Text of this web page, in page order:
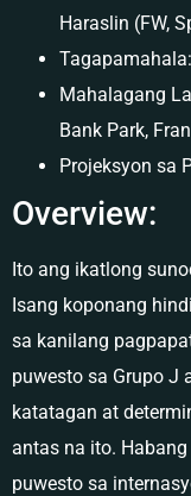
Haraslin (FW,
Mahalagang
Bank Park,
Projeksyon sa
Overview:
Ito ang ikatlong
Isang koponang
sa kanilang
puwesto sa Grupo J
katatagan at
antas na ito.
puwesto sa